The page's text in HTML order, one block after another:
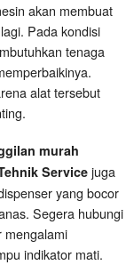
akan membuat
Pada kondisi
tenaga
alat tersebut
murah
Service juga
yang bocor
Segera hubungi
mengalami
indikator mati.